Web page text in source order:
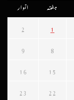
ہفتہ اتوار
1
2
8
9
15
16
22
23